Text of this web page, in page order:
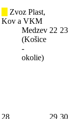
Zvoz Plast,
Kov a VKM
Medzev
(Košice
-
okolie)
22 23
28 29 30